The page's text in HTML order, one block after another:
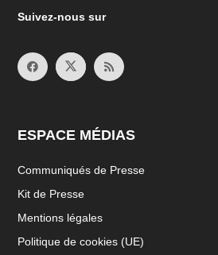
Suivez-nous sur
ESPACE MÉDIAS
Communiqués de Presse
Kit de Presse
Mentions légales
Politique de cookies (UE)